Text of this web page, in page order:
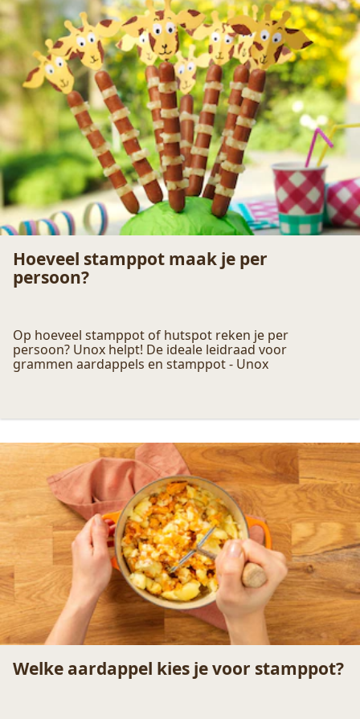
Hoelang moet boerenkool koken?
Boerenkool is een typisch Hollandse supergroente.
Met de kooktips van Unox maak jij heel eenvoudig
boerenkool – van stamppot tot verrassende recepten.
Hoeveel stamppot maak je per
persoon?
Op hoeveel stamppot of hutspot reken je per
persoon? Unox helpt! De ideale leidraad voor
grammen aardappels en stamppot - Unox